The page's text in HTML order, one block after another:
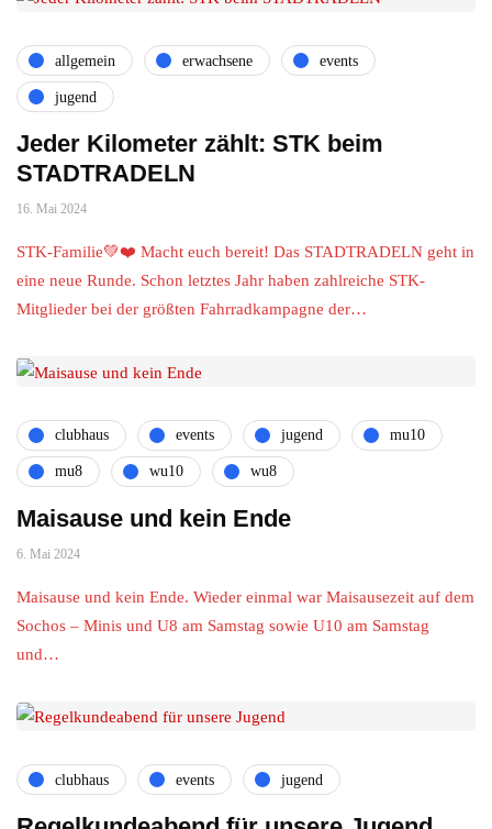
allgemein erwachsene events
jugend
Jeder Kilometer zählt: STK beim
STADTRADELN
16. Mai 2024
STK-Familie💚❤️ Macht euch bereit! Das STADTRADELN geht in
eine neue Runde. Schon letztes Jahr haben zahlreiche STK-
Mitglieder bei der größten Fahrradkampagne der…
clubhaus events jugend mu10
mu8 wu10 wu8
Maisause und kein Ende
6. Mai 2024
Maisause und kein Ende. Wieder einmal war Maisausezeit auf dem
Sochos – Minis und U8 am Samstag sowie U10 am Samstag
und…
clubhaus events jugend